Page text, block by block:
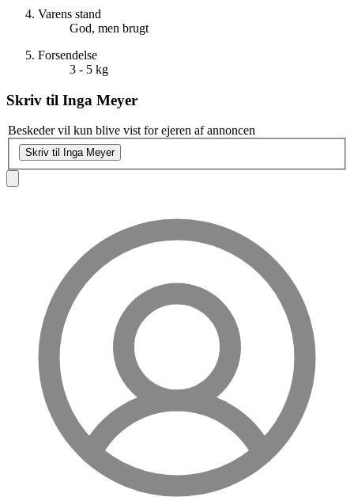
Varens stand
God, men brugt
Forsendelse
3 - 5 kg
Skriv til Inga Meyer
Beskeder vil kun blive vist for ejeren af annoncen
Skriv til Inga Meyer